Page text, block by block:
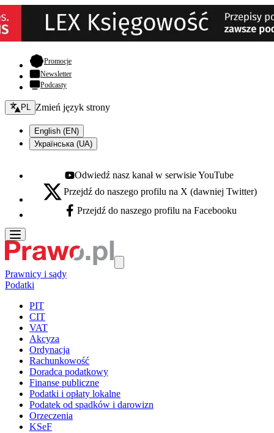
Promocje- otwiera się w nowej karcie
Newsletter
Podcasty
Zmień język - bieżący:
PL Zmień język strony
English (EN)
Українська (UA)
Youtube - otwiera się w nowej karcie
Odwiedź nasz kanał w serwisie YouTube
X - otwiera się w nowej karcie
Przejdź do naszego profilu na X (dawniej Twitter)
Facebook - otwiera się w nowej karcie
Przejdź do naszego profilu na Facebooku
Prawnicy i sądy
Podatki
PIT
CIT
VAT
Akcyza
Ordynacja
Rachunkowość
Doradca podatkowy
Finanse publiczne
Podatki i opłaty lokalne
Podatek od spadków i darowizn
Orzeczenia
KSeF